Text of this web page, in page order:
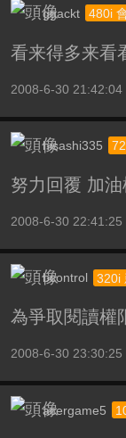
ggackt 480i
看来得多来看
2008-6-30 21:42:04
hisashi335
努力回覆 加油
2008-6-30 22:41:25
bcontrol 320i
為爭取閱讀權
2008-6-30 23:30:25
acergame5